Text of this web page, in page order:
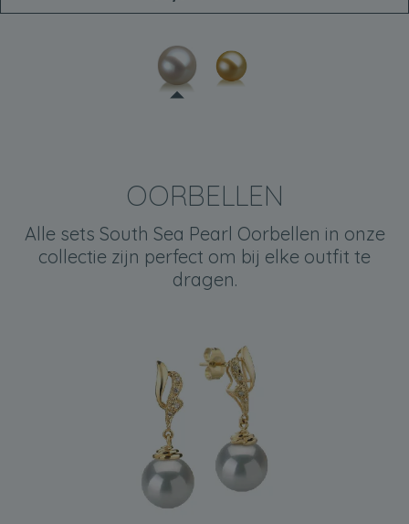
OORBELLEN
Alle sets South Sea Pearl Oorbellen in onze
collectie zijn perfect om bij elke outfit te
dragen.